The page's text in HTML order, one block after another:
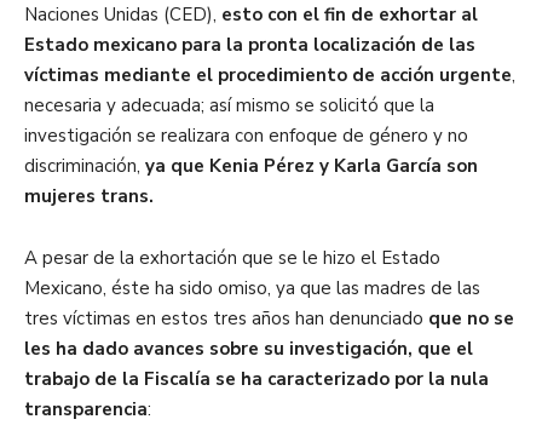
Naciones Unidas (CED), esto con el fin de exhortar al
Estado mexicano para la pronta localización de las
víctimas mediante el procedimiento de acción urgente,
necesaria y adecuada; así mismo se solicitó que la
investigación se realizara con enfoque de género y no
discriminación, ya que Kenia Pérez y Karla García son
mujeres trans.
A pesar de la exhortación que se le hizo el Estado
Mexicano, éste ha sido omiso, ya que las madres de las
tres víctimas en estos tres años han denunciado que no se
les ha dado avances sobre su investigación, que el
trabajo de la Fiscalía se ha caracterizado por la nula
transparencia: